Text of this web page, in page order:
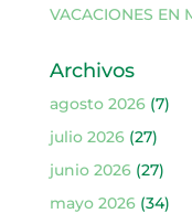
VACACIONES EN
Archivos
agosto 2026(7)
julio 2026(27)
junio 2026(27)
mayo 2026(34)